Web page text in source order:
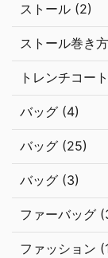
ストール (2)
ストール巻き
トレンチコー
バッグ (4)
バッグ (25)
バッグ (3)
ファーバッグ
ファッション